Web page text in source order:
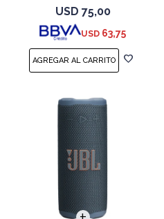
Camuflado
USD 75,00
USD 63,75